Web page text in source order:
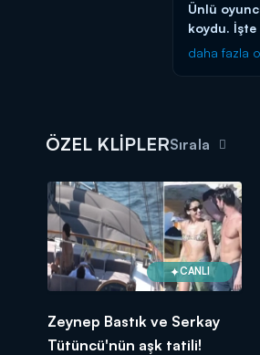
Ünlü
koydu. İşte
Magazin D
daha fazla
ÖZEL KLİPLERSırala
CANLI
Zeynep Bastık ve Serkay
Tütüncü'nün aşk tatili!